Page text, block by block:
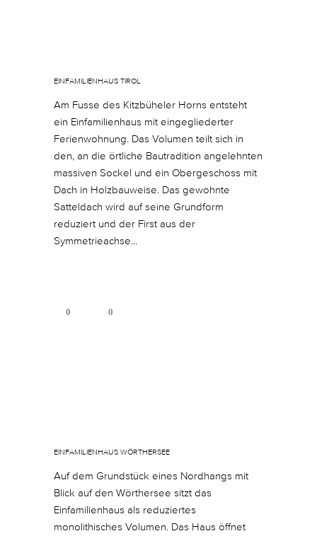
EINFAMILIENHAUS TIROL
Am Fusse des Kitzbüheler Horns entsteht
ein Einfamilienhaus mit eingegliederter
Ferienwohnung. Das Volumen teilt sich in
den, an die örtliche Bautradition angelehnten
massiven Sockel und ein Obergeschoss mit
Dach in Holzbauweise. Das gewohnte
Satteldach wird auf seine Grundform
reduziert und der First aus der
Symmetrieachse...
0 0
EINFAMILIENHAUS WÖRTHERSEE
Auf dem Grundstück eines Nordhangs mit
Blick auf den Wörthersee sitzt das
Einfamilienhaus als reduziertes
monolithisches Volumen. Das Haus öffnet